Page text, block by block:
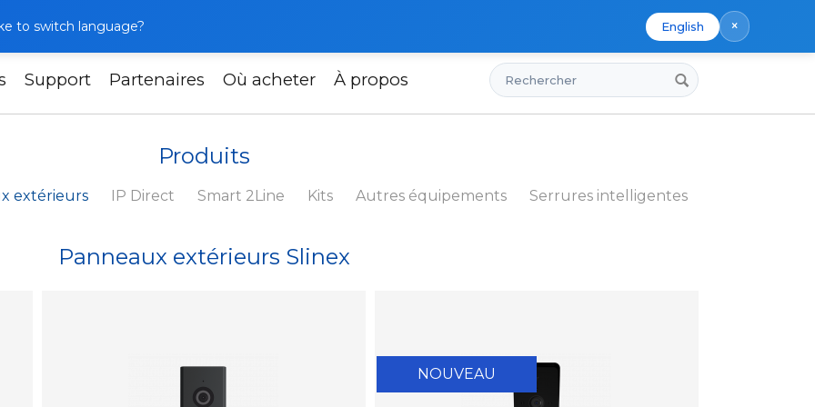
to switch language? English ×
Support Partenaires Où acheter À propos Rechercher
Produits
extérieurs IP Direct Smart 2Line Kits Autres équipements Serrures intelligentes
Panneaux extérieurs Slinex
NOUVEAU